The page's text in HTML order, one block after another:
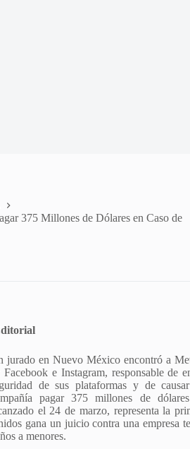
375 Millones de Dólares en Caso de
jurado en Nuevo México encontró a
Facebook e Instagram, responsable de
de sus plataformas y de
pagar 375 millones de
el 24 de marzo, representa la
gana un juicio contra una empresa
a menores.